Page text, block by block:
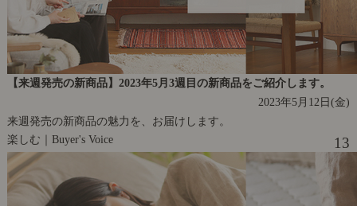
【来週発売の新商品】2023年5月3週目の新商品をご紹介します。
2023年5月12日(金)
来週発売の新商品の魅力を、お届けします。
楽しむ｜Buyer's Voice
13